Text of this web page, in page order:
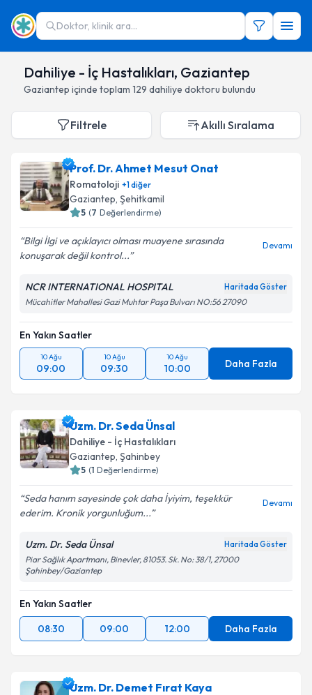
Doktor, klinik ara...
Dahiliye - İç Hastalıkları, Gaziantep
Gaziantep içinde toplam 129 dahiliye doktoru bulundu
Filtrele Akıllı Sıralama
Prof. Dr. Ahmet Mesut Onat
Romatoloji +1diğer
Gaziantep, Şehitkamil
5 (7 Değerlendirme)
Bilgi İlgi ve açıklayıcı olması muayene sırasında
konuşarak değil kontrol...
Devamı
NCR INTERNATIONAL HOSPITAL Haritada Göster
Mücahitler Mahallesi Gazi Muhtar Paşa Bulvarı NO:56 27090
En Yakın Saatler
10 Ağu
09:00
10 Ağu
09:30
10 Ağu
10:00 Daha Fazla
Uzm. Dr. Seda Ünsal
Dahiliye - İç Hastalıkları
Gaziantep, Şahinbey
5 (1 Değerlendirme)
Seda hanım sayesinde çok daha İyiyim, teşekkür
ederim. Kronik yorgunluğum...
Devamı
Uzm. Dr. Seda Ünsal Haritada Göster
Piar Sağlık Apartmanı, Binevler, 81053. Sk. No: 38/1, 27000
Şahinbey/Gaziantep
En Yakın Saatler
08:30
09:00 12:00 Daha Fazla
Uzm. Dr. Demet Fırat Kaya